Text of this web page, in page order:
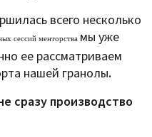
всего несколько
сессий менторства мы уже
ее рассматриваем
нашей гранолы.
сразу производство